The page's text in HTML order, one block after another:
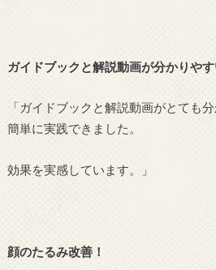
ガイドブックと解説動画が分かりや
「ガイドブックと解説動画がとても
簡単に実践できました。
効果を実感しています。」
顔のたるみ改善！